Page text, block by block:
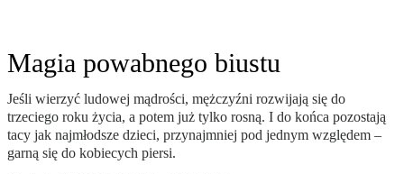
Magia powabnego biustu
Jeśli wierzyć ludowej mądrości, mężczyźni rozwijają się do
trzeciego roku życia, a potem już tylko rosną. I do końca pozostają
tacy jak najmłodsze dzieci, przynajmniej pod jednym względem –
garną się do kobiecych piersi.